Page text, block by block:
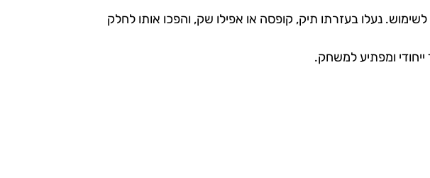
לשימוש. נעלו בעזרתו תיק, קופסה או אפילו שק, והפכו אותו לחלק
ומפתיע למשחק.